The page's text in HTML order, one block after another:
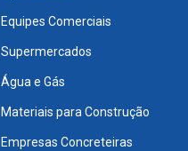
Equipes Comerciais
Supermercados
Água e Gás
Materiais para Construção
Empresas Concreteiras